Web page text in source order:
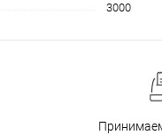
3000